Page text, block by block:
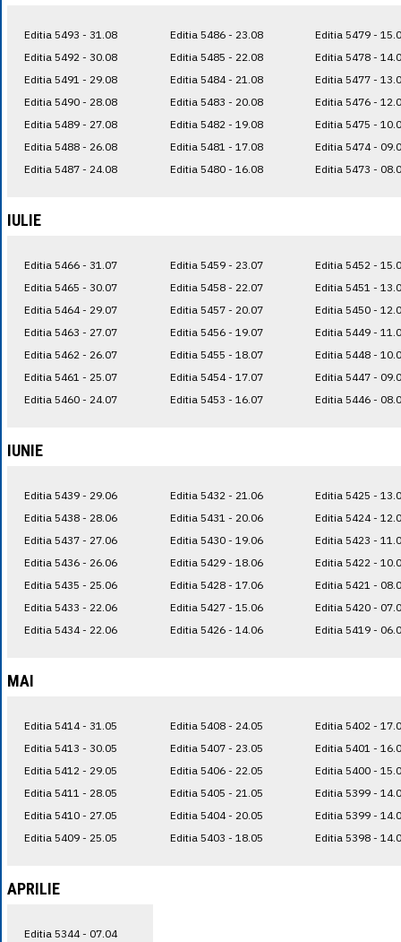
Editia 5493 - 31.08
Editia 5492 - 30.08
Editia 5491 - 29.08
Editia 5490 - 28.08
Editia 5489 - 27.08
Editia 5488 - 26.08
Editia 5487 - 24.08
Editia 5486 - 23.08
Editia 5485 - 22.08
Editia 5484 - 21.08
Editia 5483 - 20.08
Editia 5482 - 19.08
Editia 5481 - 17.08
Editia 5480 - 16.08
Editia 5479 -
Editia 5478 -
Editia 5477 -
Editia 5476 -
Editia 5475 -
Editia 5474 -
Editia 5473 -
IULIE
Editia 5466 - 31.07
Editia 5465 - 30.07
Editia 5464 - 29.07
Editia 5463 - 27.07
Editia 5462 - 26.07
Editia 5461 - 25.07
Editia 5460 - 24.07
Editia 5459 - 23.07
Editia 5458 - 22.07
Editia 5457 - 20.07
Editia 5456 - 19.07
Editia 5455 - 18.07
Editia 5454 - 17.07
Editia 5453 - 16.07
Editia 5452 -
Editia 5451 -
Editia 5450 -
Editia 5449 -
Editia 5448 -
Editia 5447 -
Editia 5446 -
IUNIE
Editia 5439 - 29.06
Editia 5438 - 28.06
Editia 5437 - 27.06
Editia 5436 - 26.06
Editia 5435 - 25.06
Editia 5433 - 22.06
Editia 5434 - 22.06
Editia 5432 - 21.06
Editia 5431 - 20.06
Editia 5430 - 19.06
Editia 5429 - 18.06
Editia 5428 - 17.06
Editia 5427 - 15.06
Editia 5426 - 14.06
Editia 5425 -
Editia 5424 -
Editia 5423 -
Editia 5422 -
Editia 5421 -
Editia 5420 -
Editia 5419 -
MAI
Editia 5414 - 31.05
Editia 5413 - 30.05
Editia 5412 - 29.05
Editia 5411 - 28.05
Editia 5410 - 27.05
Editia 5409 - 25.05
Editia 5408 - 24.05
Editia 5407 - 23.05
Editia 5406 - 22.05
Editia 5405 - 21.05
Editia 5404 - 20.05
Editia 5403 - 18.05
Editia 5402 -
Editia 5401 -
Editia 5400 -
Editia 5399 -
Editia 5399 -
Editia 5398 -
APRILIE
Editia 5344 - 07.04